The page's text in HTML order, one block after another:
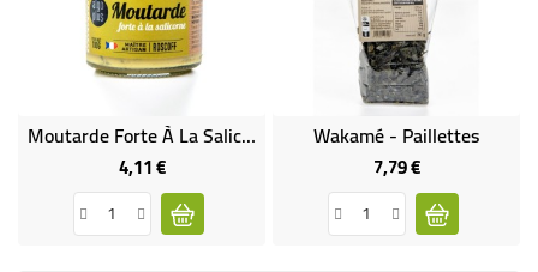
Moutarde Forte À La Salicorne
4,11 €Prix
Wakamé - Paillettes
7,79 €Prix